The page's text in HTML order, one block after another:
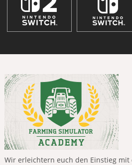
Wir erleichtern euch den Einstieg